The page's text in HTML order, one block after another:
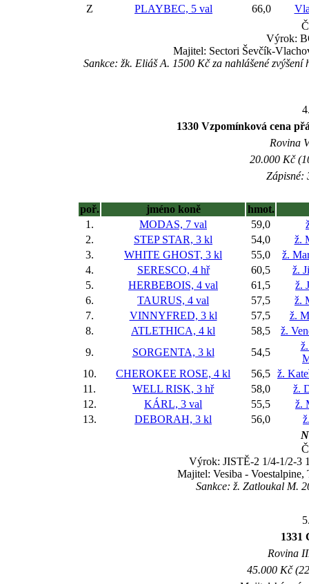
Z
PLAYBEC, 5 val 66,0
Výrok:
Majitel: Sectori Ševčík-
Sankce: žk. Eliáš A. 1500 Kč za nahlášené
1330 Vzpomínková cena
Rovina
20.000 Kč
Zápisné:
poř. jméno koně
hmot.
1.
MODAS, 7 val 59,0
2.
STEP STAR, 3 kl 54,0
ž.
3.
WHITE GHOST, 3 kl 55,0
ž.
4.
SERESCO, 4 hř 60,5
ž.
5.
HERBEBOIS, 4 val 61,5
ž.
6.
TAURUS, 4 val 57,5
ž.
7.
VINNYFRED, 3 kl 57,5
ž.
8.
ATLETHICA, 4 kl 58,5
ž.
9.
SORGENTA, 3 kl 54,5
10.
CHEROKEE ROSE, 4 kl 56,5 ž.
11.
WELL RISK, 3 hř 58,0
ž.
12.
KÁRL, 3 val 55,5
ž.
13.
DEBORAH, 3 kl 56,0
Výrok: JISTĚ-2 1/4-1/2-3
Majitel: Vesiba - Voestalpine,
Sankce: ž. Zatloukal M.
1331
Rovina
45.000 Kč